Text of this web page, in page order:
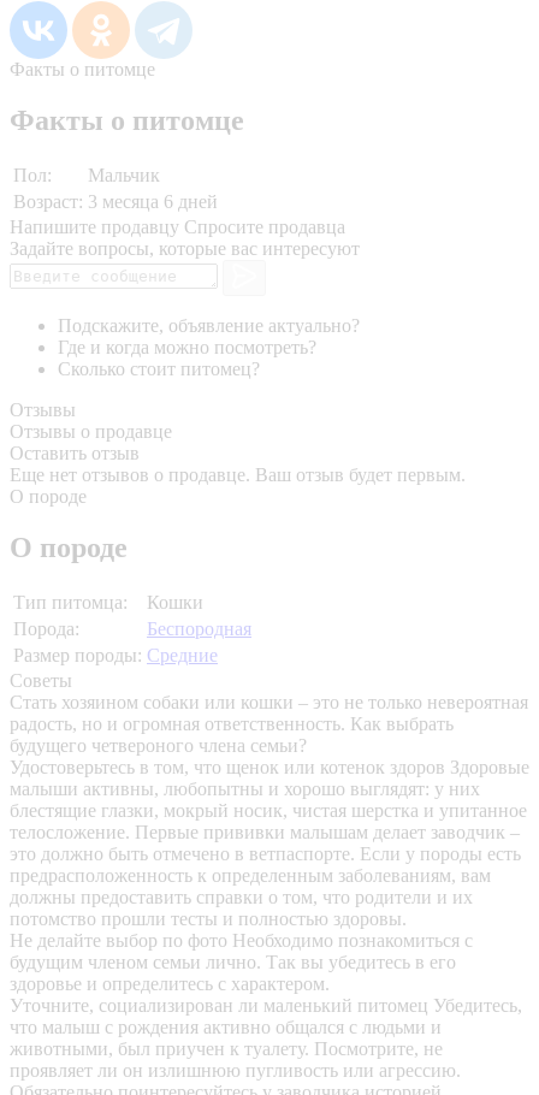
Факты о питомце
Факты о питомце
Пол:
Мальчик
Возраст: 3 месяца 6 дней
Напишите продавцу Спросите продавца
Задайте вопросы, которые вас интересуют
Подскажите, объявление актуально?
Где и когда можно посмотреть?
Сколько стоит питомец?
Отзывы
Отзывы о продавце
Оставить отзыв
Еще нет отзывов о продавце. Ваш отзыв будет первым.
О породе
О породе
Тип питомца:
Кошки
Порода:
Беспородная
Размер породы: Средние
Советы
Стать хозяином собаки или кошки – это не только невероятная
радость, но и огромная ответственность. Как выбрать
будущего четвероного члена семьи?
Удостоверьтесь в том, что щенок или котенок здоров Здоровые
малыши активны, любопытны и хорошо выглядят: у них
блестящие глазки, мокрый носик, чистая шерстка и упитанное
телосложение. Первые прививки малышам делает заводчик –
это должно быть отмечено в ветпаспорте. Если у породы есть
предрасположенность к определенным заболеваниям, вам
должны предоставить справки о том, что родители и их
потомство прошли тесты и полностью здоровы.
Не делайте выбор по фото Необходимо познакомиться с
будущим членом семьи лично. Так вы убедитесь в его
здоровье и определитесь с характером.
Уточните, социализирован ли маленький питомец Убедитесь,
что малыш с рождения активно общался с людьми и
животными, был приучен к туалету. Посмотрите, не
проявляет ли он излишнюю пугливость или агрессию.